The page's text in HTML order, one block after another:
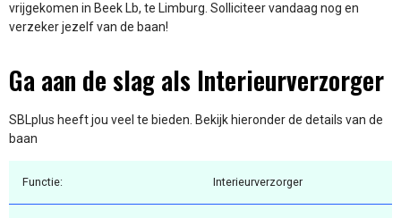
vrijgekomen in Beek Lb, te Limburg. Solliciteer vandaag nog en
verzeker jezelf van de baan!
Ga aan de slag als Interieurverzorger
SBLplus heeft jou veel te bieden. Bekijk hieronder de details van de
baan
Functie: Interieurverzorger